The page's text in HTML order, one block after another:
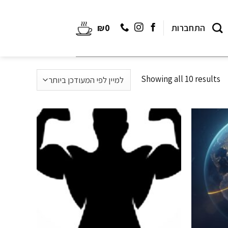
התחברות ₪0
Showing all 10 results